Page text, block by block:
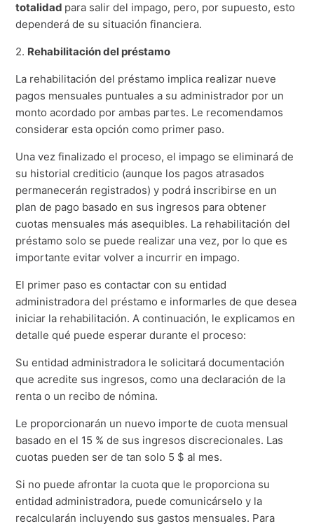
totalidad para salir del impago, pero, por supuesto, esto
dependerá de su situación financiera.
2. Rehabilitación del préstamo
La rehabilitación del préstamo implica realizar nueve
pagos mensuales puntuales a su administrador por un
monto acordado por ambas partes. Le recomendamos
considerar esta opción como primer paso.
Una vez finalizado el proceso, el impago se eliminará de
su historial crediticio (aunque los pagos atrasados ​​
permanecerán registrados) y podrá inscribirse en un
plan de pago basado en sus ingresos para obtener
cuotas mensuales más asequibles. La rehabilitación del
préstamo solo se puede realizar una vez, por lo que es
importante evitar volver a incurrir en impago.
El primer paso es contactar con su entidad
administradora del préstamo e informarles de que desea
iniciar la rehabilitación. A continuación, le explicamos en
detalle qué puede esperar durante el proceso:
Su entidad administradora le solicitará documentación
que acredite sus ingresos, como una declaración de la
renta o un recibo de nómina.
Le proporcionarán un nuevo importe de cuota mensual
basado en el 15 % de sus ingresos discrecionales. Las
cuotas pueden ser de tan solo 5 $ al mes.
Si no puede afrontar la cuota que le proporciona su
entidad administradora, puede comunicárselo y la
recalcularán incluyendo sus gastos mensuales. Para